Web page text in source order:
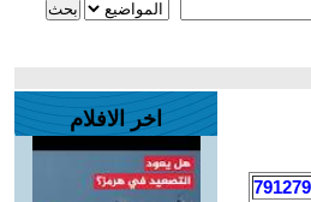
اخر الافلام